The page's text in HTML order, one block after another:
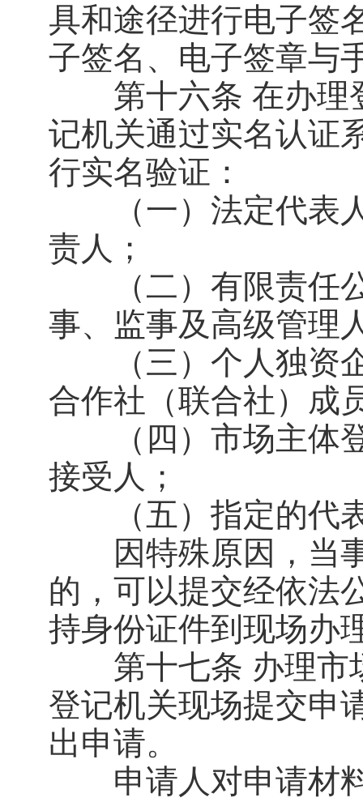
具和途径进行电子签
子签名、电子签章与
第十六条 在办理
记机关通过实名认证
行实名验证：
（一）法定代表人
责人；
（二）有限责任公
事、监事及高级管理
（三）个人独资企
合作社（联合社）成
（四）市场主体登
接受人；
（五）指定的代表
因特殊原因，当事
的，可以提交经依法
持身份证件到现场办
第十七条 办理市
登记机关现场提交申
出申请。
申请人对申请材料